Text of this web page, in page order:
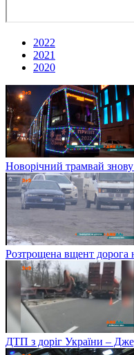
2022
2021
2020
Новорічний трамвай
Розтрощена вщент дорога
ДТП з доріг України –